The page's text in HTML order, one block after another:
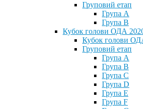
Груповий етап
Група А
Група В
Кубок голови ОДА
Кубок голови
Груповий етап
Група A
Група B
Група C
Група D
Група E
Група F